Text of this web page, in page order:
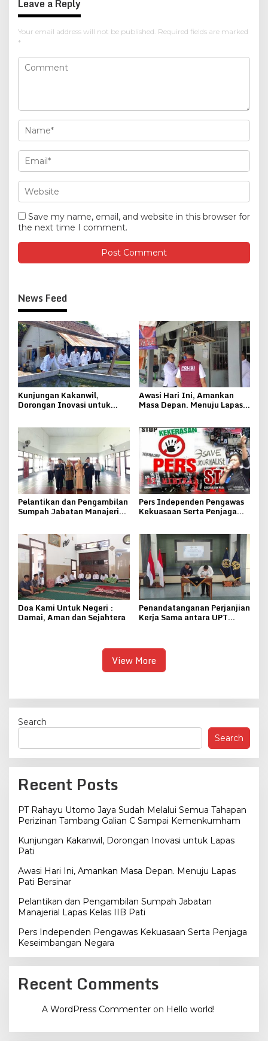
Leave a Reply
Your email address will not be published. Required fields are marked
*
Save my name, email, and website in this browser for
the next time I comment.
News Feed
Kunjungan Kakanwil,
Dorongan Inovasi untuk
Awasi Hari Ini, Amankan
Masa Depan. Menuju Lapas
Pelantikan dan Pengambilan
Sumpah Jabatan Manajerial
Pers Independen Pengawas
Kekuasaan Serta Penjaga
Doa Kami Untuk Negeri :
Damai, Aman dan Sejahtera
Penandatanganan Perjanjian
Kerja Sama antara UPT
Yayasan Al-Ma’laa
Getasrejo
View More
Search
Search
Recent Posts
PT Rahayu Utomo Jaya Sudah Melalui Semua Tahapan
Perizinan Tambang Galian C Sampai Kemenkumham
Kunjungan Kakanwil, Dorongan Inovasi untuk Lapas
Pati
Awasi Hari Ini, Amankan Masa Depan. Menuju Lapas
Pati Bersinar
Pelantikan dan Pengambilan Sumpah Jabatan
Manajerial Lapas Kelas IIB Pati
Pers Independen Pengawas Kekuasaan Serta Penjaga
Keseimbangan Negara
Recent Comments
A WordPress Commenter on Hello world!